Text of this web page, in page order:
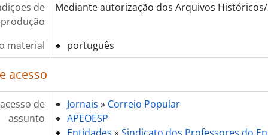
de
Mediante autorização dos Arquivos Históricos/
material português
acesso
de
assunto
Jornais » Correio Popular
APEOESP